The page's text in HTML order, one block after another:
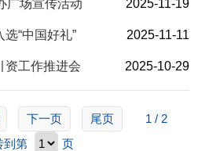
广场宣传活动 2025-11-19
“中国好礼” 2025-11-11
资工作推进会 2025-10-29
下一页 尾页
1 / 2
到第
页